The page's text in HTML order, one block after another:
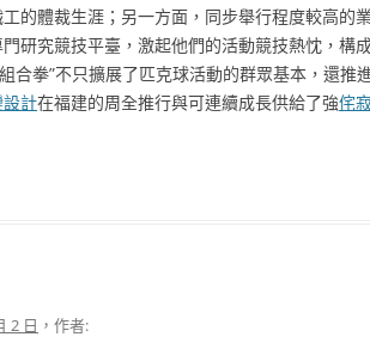
工的體裁生涯；另一方面，同步舉行程度較高的
研究競技平臺，激起他們的活動競技熱忱，構
合拳”不只擴展了匹克球活動的群眾基本，還推
計在福建的周全推行與可連續成長供給了強侘
2 日 ，作者: